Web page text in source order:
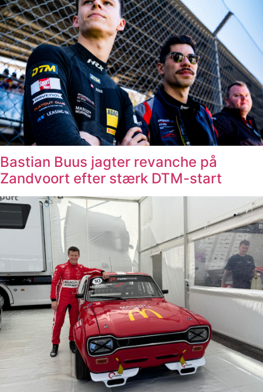
Bastian Buus jagter revanche på
Zandvoort efter stærk DTM-start